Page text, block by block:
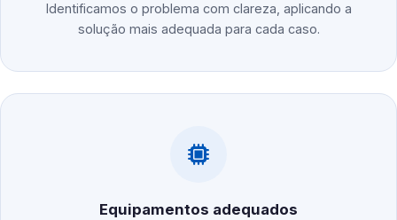
Identificamos o problema com clareza, aplicando a
solução mais adequada para cada caso.
Equipamentos adequados